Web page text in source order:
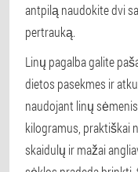
antpilą naudokite dvi
pertrauką.
Linų pagalba galite
dietos pasekmes ir
naudojant linų
kilogramus, praktiškai
skaidulų ir mažai